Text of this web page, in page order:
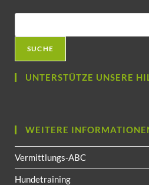
SUCHE
UNTERSTÜTZE UNSERE
WEITERE
Vermittlungs-ABC
Hundetraining